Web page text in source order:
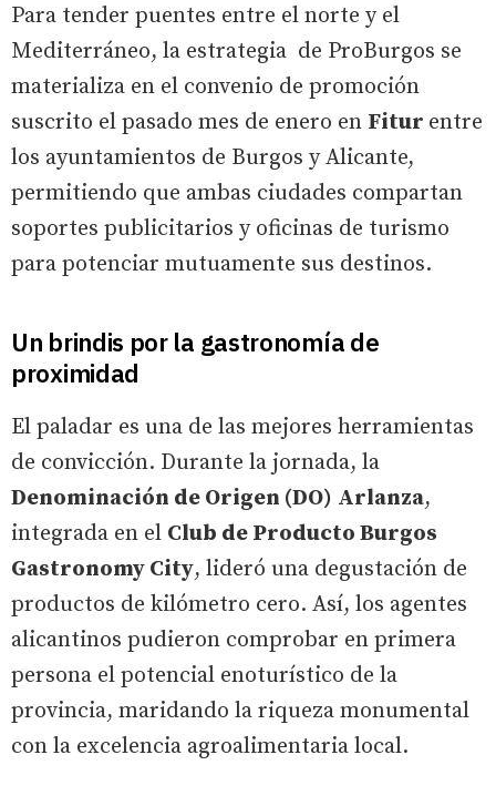
Para tender puentes entre el norte y el
Mediterráneo, la estrategia de ProBurgos se
materializa en el convenio de promoción
suscrito el pasado mes de enero en Fitur entre
los ayuntamientos de Burgos y Alicante,
permitiendo que ambas ciudades compartan
soportes publicitarios y oficinas de turismo
para potenciar mutuamente sus destinos.
Un brindis por la gastronomía de
proximidad
El paladar es una de las mejores herramientas
de convicción. Durante la jornada, la
Denominación de Origen (DO) Arlanza,
integrada en el Club de Producto Burgos
Gastronomy City, lideró una degustación de
productos de kilómetro cero. Así, los agentes
alicantinos pudieron comprobar en primera
persona el potencial enoturístico de la
provincia, maridando la riqueza monumental
con la excelencia agroalimentaria local.